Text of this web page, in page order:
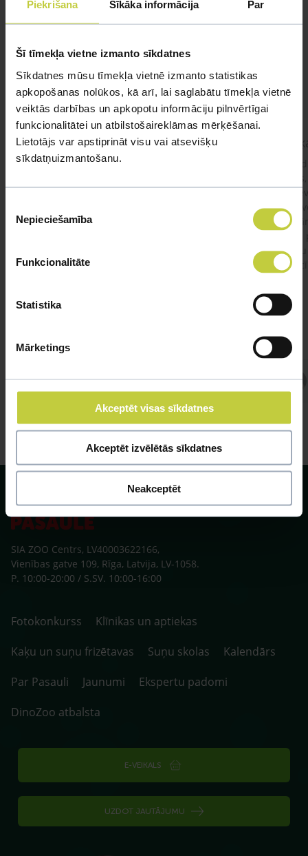
Piekrišana Sīkāka informācija Par
Šī tīmekļa vietne izmanto sīkdatnes
Sīkdatnes mūsu tīmekļa vietnē izmanto statistikas
apkopošanas nolūkos, kā arī, lai saglabātu tīmekļa vietnē
veiktās darbības un apkopotu informāciju pilnvērtīgai
funkcionalitātei un atbilstošaireklāmas mērķēšanai.
Lietotājs var apstiprināt visu vai atsevišķu
sīkdatņuizmantošanu.
izvēle
Nepieciešamība
Funkcionalitāte
Statistika
Mārketings
Akceptēt visas sīkdatnes
Akceptēt izvēlētās sīkdatnes
Neakceptēt
Līdzīgi jautājumi
UZDOT JAUTĀJUMU
kaķis apēdis plēvi
Ja kaķim gadījies apēst plastiku ,ko ieklāj zem
būt?Kā kaķis varētu reağēt...Ko darīt?
Atbild Veterinārārsts,
Veterinārārsts
būtu
SIA ZOO Centrs, LV40003622166,
Vienības gatve 109, Rīga, Latvija, LV-1058.
P. 10:00-20:00 / S.SV. 10:00-16:00
Fotokonkurss
Klīnikas un aptiekas
Kaķu un suņu frizētavas
Suņu skolas
Kalendārs
Par Pasauli
Jaunumi
Ekspertu padomi
DinoZoo atbalsta
E-VEIKALS
UZDOT JAUTĀJUMU